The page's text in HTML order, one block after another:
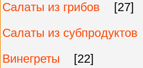
Салаты из грибов
[27]
Салаты из субпродуктов
Винегреты
[22]